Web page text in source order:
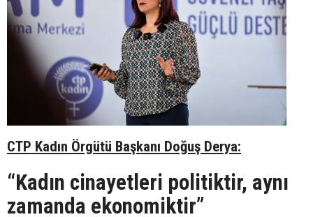
CTP Kadın Örgütü Başkanı Doğuş Derya:
“Kadın cinayetleri politiktir, aynı
zamanda ekonomiktir”